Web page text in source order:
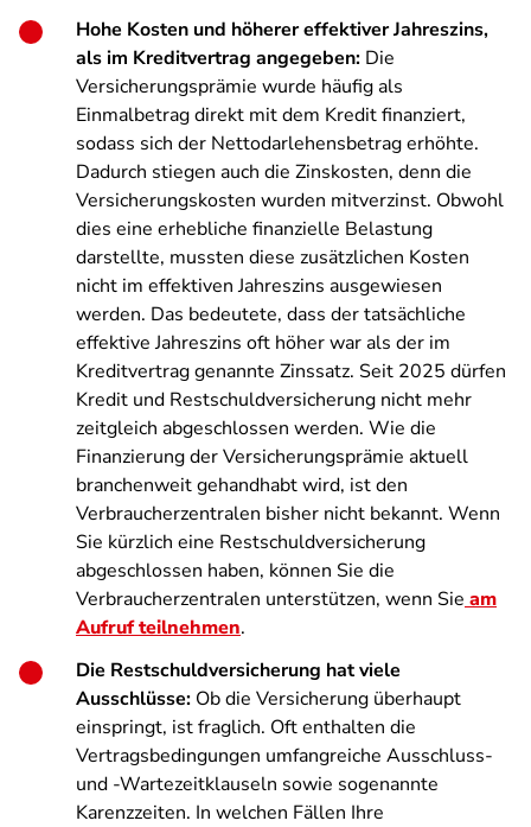
Hohe Kosten und höherer effektiver Jahreszins,
als im Kreditvertrag angegeben: Die
Versicherungsprämie wurde häufig als
Einmalbetrag direkt mit dem Kredit finanziert,
sodass sich der Nettodarlehensbetrag erhöhte.
Dadurch stiegen auch die Zinskosten, denn die
Versicherungskosten wurden mitverzinst. Obwohl
dies eine erhebliche finanzielle Belastung
darstellte, mussten diese zusätzlichen Kosten
nicht im effektiven Jahreszins ausgewiesen
werden. Das bedeutete, dass der tatsächliche
effektive Jahreszins oft höher war als der im
Kreditvertrag genannte Zinssatz. Seit 2025 dürfen
Kredit und Restschuldversicherung nicht mehr
zeitgleich abgeschlossen werden. Wie die
Finanzierung der Versicherungsprämie aktuell
branchenweit gehandhabt wird, ist den
Verbraucherzentralen bisher nicht bekannt. Wenn
Sie kürzlich eine Restschuldversicherung
abgeschlossen haben, können Sie die
Verbraucherzentralen unterstützen, wenn Sie am
Aufruf teilnehmen.
Die Restschuldversicherung hat viele
Ausschlüsse: Ob die Versicherung überhaupt
einspringt, ist fraglich. Oft enthalten die
Vertragsbedingungen umfangreiche Ausschluss-
und -Wartezeitklauseln sowie sogenannte
Karenzzeiten. In welchen Fällen Ihre